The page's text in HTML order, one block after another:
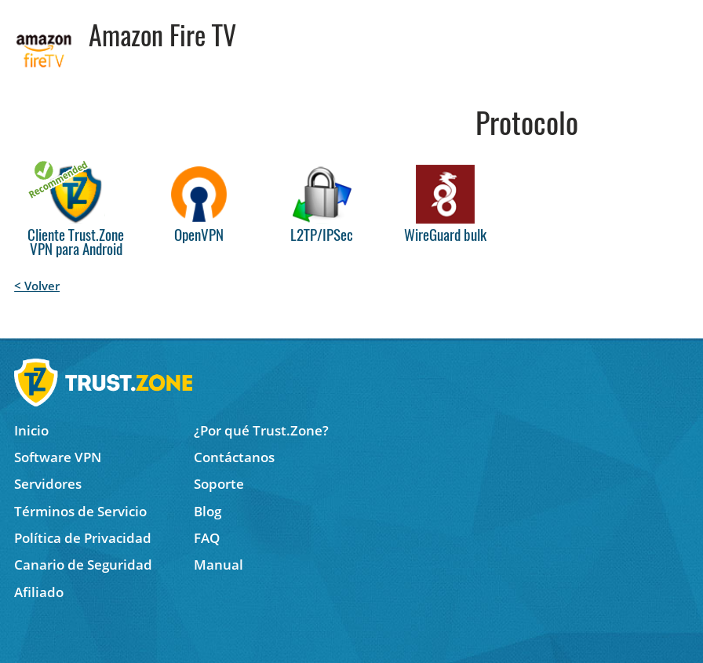
Amazon Fire TV
Protocolo
Cliente Trust.Zone
VPN para Android
OpenVPN L2TP/IPSec WireGuard bulk
< Volver
Inicio
¿Por qué Trust.Zone?
Software VPN
Contáctanos
Servidores
Soporte
Términos de Servicio
Blog
Política de Privacidad
FAQ
Canario de Seguridad
Manual
Afiliado